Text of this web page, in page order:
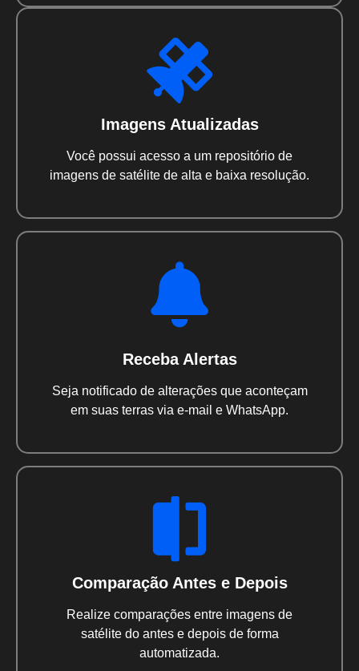
Imagens Atualizadas
Você possui acesso a um repositório de
imagens de satélite de alta e baixa resolução.
Receba Alertas
Seja notificado de alterações que aconteçam
em suas terras via e-mail e WhatsApp.
Comparação Antes e Depois
Realize comparações entre imagens de
satélite do antes e depois de forma
automatizada.